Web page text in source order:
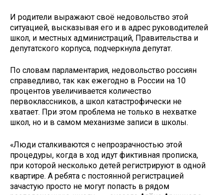
И родители выражают своё недовольство этой
ситуацией, высказывая его и в адрес руководителей
школ, и местных администраций, Правительства и
депутатского корпуса, подчеркнула депутат.
По словам парламентария, недовольство россиян
справедливо, так как ежегодно в России на 10
процентов увеличивается количество
первоклассников, а школ катастрофически не
хватает. При этом проблема не только в нехватке
школ, но и в самом механизме записи в школы.
«Люди сталкиваются с непрозрачностью этой
процедуры, когда в ход идут фиктивная прописка,
при которой несколько детей регистрируют в одной
квартире. А ребята с постоянной регистрацией
зачастую просто не могут попасть в рядом